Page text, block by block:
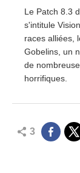
Le Patch 8.3
s'intitule
races alliées,
Gobelins, un
de
horrifiques.
3